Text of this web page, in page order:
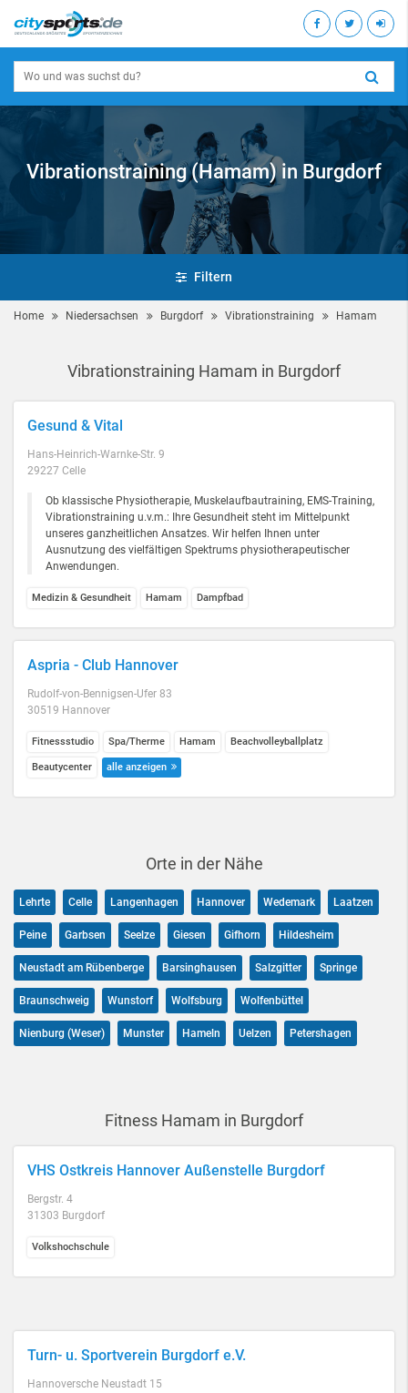
Vibrationstraining (Hamam) in Burgdorf
Filtern
Home Niedersachsen Burgdorf Vibrationstraining Hamam
Vibrationstraining Hamam in Burgdorf
Gesund & Vital
Hans-Heinrich-Warnke-Str. 9
29227 Celle
Ob klassische Physiotherapie, Muskelaufbautraining, EMS-Training,
Vibrationstraining u.v.m.: Ihre Gesundheit steht im Mittelpunkt
unseres ganzheitlichen Ansatzes. Wir helfen Ihnen unter
Ausnutzung des vielfältigen Spektrums physiotherapeutischer
Anwendungen.
Medizin & Gesundheit Hamam Dampfbad
Aspria - Club Hannover
Rudolf-von-Bennigsen-Ufer 83
30519 Hannover
Fitnessstudio Spa/Therme Hamam Beachvolleyballplatz
Beautycenter alle anzeigen
Orte in der Nähe
Lehrte Celle Langenhagen Hannover Wedemark Laatzen
Peine Garbsen Seelze Giesen Gifhorn Hildesheim
Neustadt am Rübenberge Barsinghausen Salzgitter Springe
Braunschweig Wunstorf Wolfsburg Wolfenbüttel
Nienburg (Weser) Munster Hameln Uelzen Petershagen
Fitness Hamam in Burgdorf
VHS Ostkreis Hannover Außenstelle Burgdorf
Bergstr. 4
31303 Burgdorf
Volkshochschule
Turn- u. Sportverein Burgdorf e.V.
Hannoversche Neustadt 15